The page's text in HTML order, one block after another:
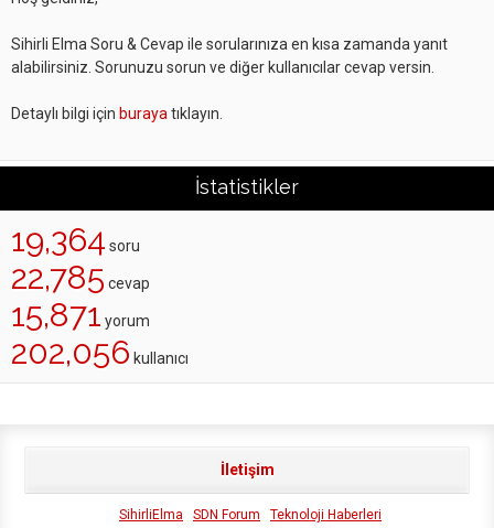
Sihirli Elma Soru & Cevap ile sorularınıza en kısa zamanda yanıt
alabilirsiniz. Sorunuzu sorun ve diğer kullanıcılar cevap versin.
Detaylı bilgi için buraya tıklayın.
İstatistikler
19,364 soru
22,785 cevap
15,871 yorum
202,056 kullanıcı
İletişim
SihirliElma SDN Forum
Teknoloji Haberleri